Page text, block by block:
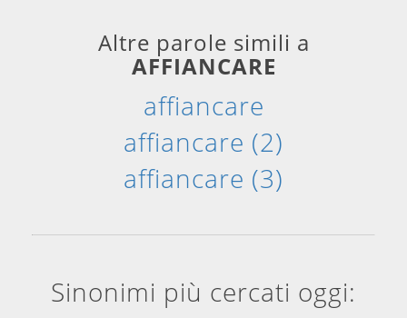
Altre parole simili a
AFFIANCARE
affiancare
affiancare (2)
affiancare (3)
Sinonimi più cercati oggi: